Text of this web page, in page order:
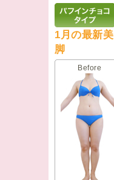
1月の最新美
脚
Before